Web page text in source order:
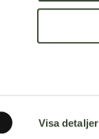
Visa detaljer